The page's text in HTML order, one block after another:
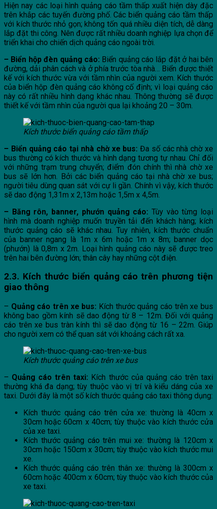
Hiện nay các loại hình quảng cáo tầm thấp xuất hiện dày đặc
trên khắp các tuyến đường phố. Các biển quảng cáo tầm thấp
với kích thước nhỏ gọn; không tốn quá nhiều diện tích, dễ dàng
lắp đặt thi công. Nên được rất nhiều doanh nghiệp lựa chọn để
triển khai cho chiến dịch quảng cáo ngoài trời.
– Biển hộp đèn quảng cáo: Biển quảng cáo lắp đặt ở hai bên
đường, dải phân cách và ở phía trước tòa nhà… Biển được thiết
kế với kích thước vừa với tầm nhìn của người xem. Kích thước
của biển hộp đèn quảng cáo không cố định; vì loại quảng cáo
này có rất nhiều hình dạng khác nhau. Thông thường sẽ được
thiết kế với tầm nhìn của người qua lại khoảng 20 – 30m.
Kích thước biển quảng cáo tầm thấp
– Biển quảng cáo tại nhà chờ xe bus:Đa số các nhà chờ xe
bus thường có kích thước và hình dạng tương tự nhau. Chỉ đối
với những trạm trung chuyển; điểm đón chính thì nhà chờ xe
bus sẽ lớn hơn. Bởi các biển quảng cáo tại nhà chờ xe bus;
người tiêu dùng quan sát với cự li gần. Chính vì vậy, kích thước
sẽ dao động 1,31m x 2,13m hoặc 1,5m x 4,5m.
– Băng rôn, banner, phướn quảng cáo: Tùy vào từng loại
hình mà doanh nghiệp muốn truyền tải đến khách hàng; kích
thước quảng cáo sẽ khác nhau. Tuy nhiên, kích thước chuẩn
của banner ngang là 1m x 6m hoặc 1m x 8m; banner dọc
(phướn) là 0,8m x 2m. Loại hình quảng cáo này sẽ được treo
trên hai bên đường lớn; thân cây hay những cột điện.
2.3. Kích thước biển quảng cáo trên phương tiện
giao thông
– Quảng cáo trên xe bus: Kích thước quảng cáo trên xe bus
không bao gồm kính sẽ dao động từ 8 – 12m. Đối với quảng
cáo trên xe bus tràn kính thì sẽ dao động từ 16 – 22m. Giúp
cho người xem có thể quan sát với khoảng cách rất xa.
Kích thước quảng cáo trên xe bus
– Quảng cáo trên taxi: Kích thước của quảng cáo trên taxi
thường khá đa dạng; tùy thuộc vào vị trí và kiểu dáng của xe
taxi. Dưới đây là một số kích thước quảng cáo taxi thông dụng:
Kích thước quảng cáo trên cửa xe: thường là 40cm x
30cm hoặc 60cm x 40cm; tùy thuộc vào kích thước cửa
của xe taxi.
Kích thước quảng cáo trên mui xe: thường là 120cm x
30cm hoặc 150cm x 30cm; tùy thuộc vào kích thước mui
xe.
Kích thước quảng cáo trên thân xe: thường là 300cm x
60cm hoặc 400cm x 60cm; tùy thuộc vào kích thước của
xe taxi.